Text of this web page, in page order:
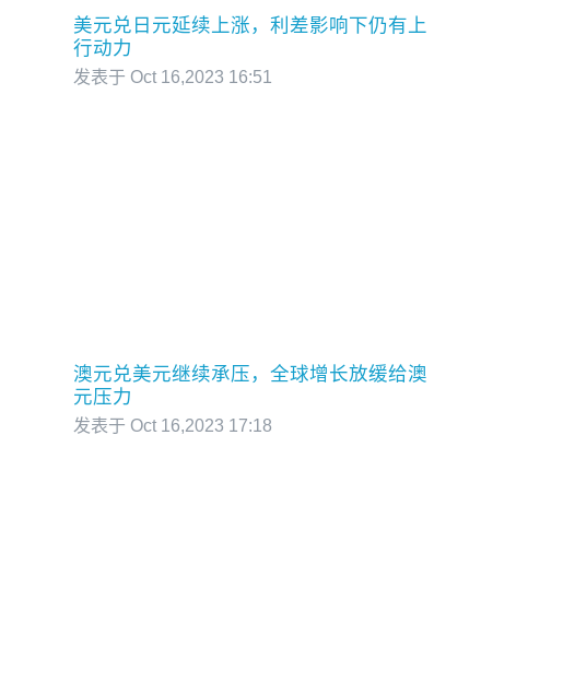
美元兑日元延续上涨，利差影响下仍有上
行动力
发表于 Oct 16,2023 16:51
澳元兑美元继续承压，全球增长放缓给澳
元压力
发表于 Oct 16,2023 17:18